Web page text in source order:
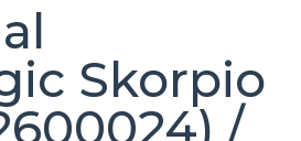
Skorpio
/